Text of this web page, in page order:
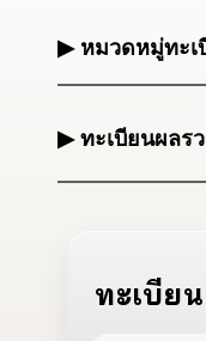
▶ หมวดหมู่ทะเ
▶ ทะเบียนผลร
ทะเบีย